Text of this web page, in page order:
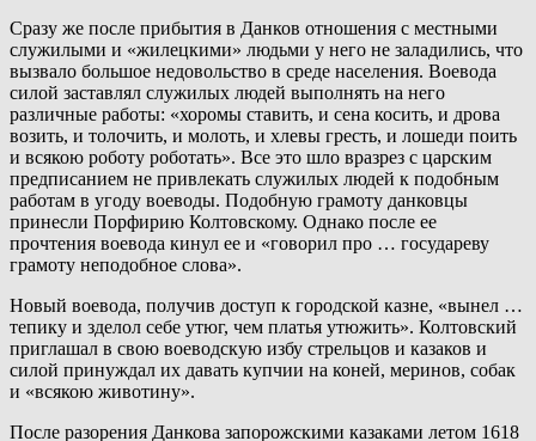
Сразу же после прибытия в Данков отношения с местными
служилыми и «жилецкими» людьми у него не заладились, что
вызвало большое недовольство в среде населения. Воевода
силой заставлял служилых людей выполнять на него
различные работы: «хоромы ставить, и сена косить, и дрова
возить, и толочить, и молоть, и хлевы гресть, и лошеди поить
и всякою роботу роботать». Все это шло вразрез с царским
предписанием не привлекать служилых людей к подобным
работам в угоду воеводы. Подобную грамоту данковцы
принесли Порфирию Колтовскому. Однако после ее
прочтения воевода кинул ее и «говорил про … государеву
грамоту неподобное слова».
Новый воевода, получив доступ к городской казне, «вынел …
тепику и зделол себе утюг, чем платья утюжить». Колтовский
приглашал в свою воеводскую избу стрельцов и казаков и
силой принуждал их давать купчии на коней, меринов, собак
и «всякою животину».
После разорения Данкова запорожскими казаками летом 1618